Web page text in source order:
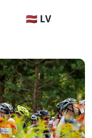
🇱🇻 LV